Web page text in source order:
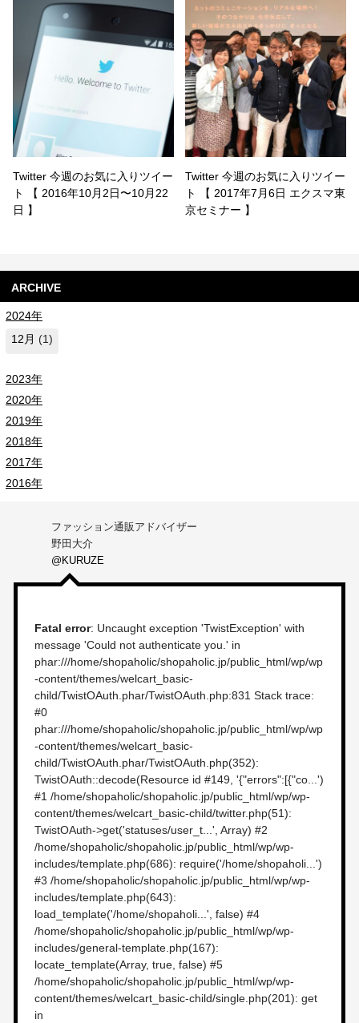
Twitter 今週のお気に入りツイー
ト 【 2016年10月2日〜10月22
日 】
Twitter 今週のお気に入りツイー
ト 【 2017年7月6日 エクスマ東
京セミナー 】
ARCHIVE
2024年
12月 (1)
2023年
2020年
2019年
2018年
2017年
2016年
ファッション通販アドバイザー
野田大介
@KURUZE
Fatal error: Uncaught exception 'TwistException' with
message 'Could not authenticate you.' in
phar:///home/shopaholic/shopaholic.jp/public_html/wp/wp
-content/themes/welcart_basic-
child/TwistOAuth.phar/TwistOAuth.php:831 Stack trace:
#0
phar:///home/shopaholic/shopaholic.jp/public_html/wp/wp
-content/themes/welcart_basic-
child/TwistOAuth.phar/TwistOAuth.php(352):
TwistOAuth::decode(Resource id #149, '{"errors":[{"co...')
#1 /home/shopaholic/shopaholic.jp/public_html/wp/wp-
content/themes/welcart_basic-child/twitter.php(51):
TwistOAuth->get('statuses/user_t...', Array) #2
/home/shopaholic/shopaholic.jp/public_html/wp/wp-
includes/template.php(686): require('/home/shopaholi...')
#3 /home/shopaholic/shopaholic.jp/public_html/wp/wp-
includes/template.php(643):
load_template('/home/shopaholi...', false) #4
/home/shopaholic/shopaholic.jp/public_html/wp/wp-
includes/general-template.php(167):
locate_template(Array, true, false) #5
/home/shopaholic/shopaholic.jp/public_html/wp/wp-
content/themes/welcart_basic-child/single.php(201): get
in